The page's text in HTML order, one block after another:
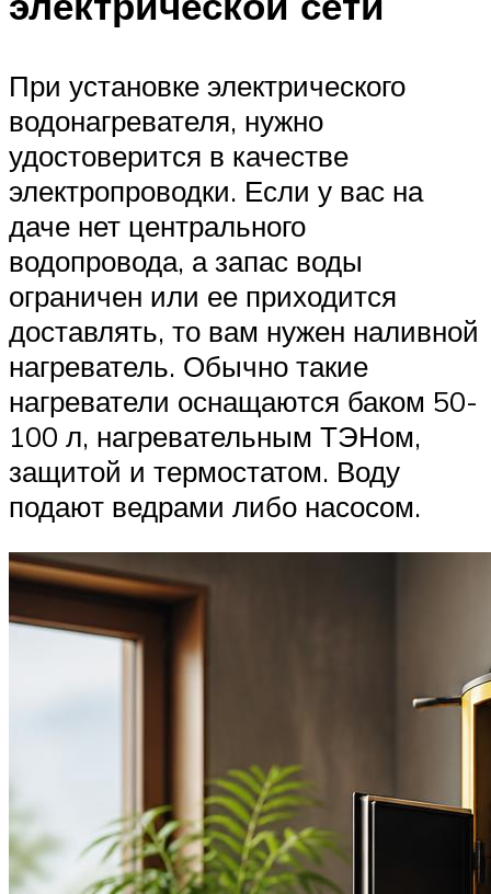
При установке электрического
водонагревателя, нужно
удостоверится в качестве
электропроводки. Если у вас на
даче нет центрального
водопровода, а запас воды
ограничен или ее приходится
доставлять, то вам нужен наливной
нагреватель. Обычно такие
нагреватели оснащаются баком 50-
100 л, нагревательным ТЭНом,
защитой и термостатом. Воду
подают ведрами либо насосом.